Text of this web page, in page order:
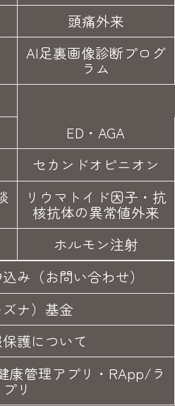
頭痛外来
AI足裏画像診断プログ
ラム
ED・AGA
セカンドオピニオン
リウマトイド因子・ 抗
核抗体の異常値外来
ホルモン注射
み（お問い合わせ）
ナ）基金
護について
康管理アプリ・RApp/ラ
プリ